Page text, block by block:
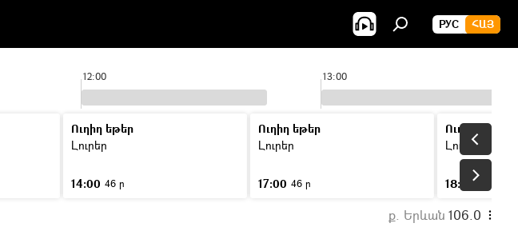
РУС ՀԱՅ
12:00 13:00
Ուղիղ եթեր
Լուրեր
14:00 46 ր
Ուղիղ եթեր
Լուրեր
17:00 46 ր
Ուղիղ եթեր
Լուրեր
18:00
ք. Երևան 106.0